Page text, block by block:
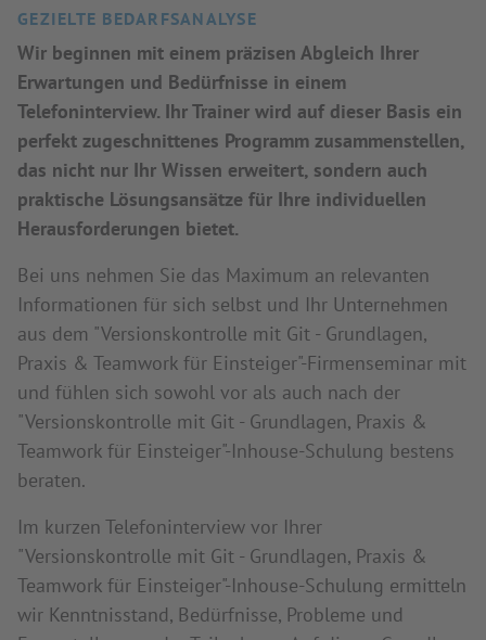
GEZIELTE BEDARFSANALYSE
Wir beginnen mit einem präzisen Abgleich Ihrer
Erwartungen und Bedürfnisse in einem
Telefoninterview. Ihr Trainer wird auf dieser Basis ein
perfekt zugeschnittenes Programm zusammenstellen,
das nicht nur Ihr Wissen erweitert, sondern auch
praktische Lösungsansätze für Ihre individuellen
Herausforderungen bietet.
Bei uns nehmen Sie das Maximum an relevanten
Informationen für sich selbst und Ihr Unternehmen
aus dem "Versionskontrolle mit Git - Grundlagen,
Praxis & Teamwork für Einsteiger"-Firmenseminar mit
und fühlen sich sowohl vor als auch nach der
"Versionskontrolle mit Git - Grundlagen, Praxis &
Teamwork für Einsteiger"-Inhouse-Schulung bestens
beraten.
Im kurzen Telefoninterview vor Ihrer
"Versionskontrolle mit Git - Grundlagen, Praxis &
Teamwork für Einsteiger"-Inhouse-Schulung ermitteln
wir Kenntnisstand, Bedürfnisse, Probleme und